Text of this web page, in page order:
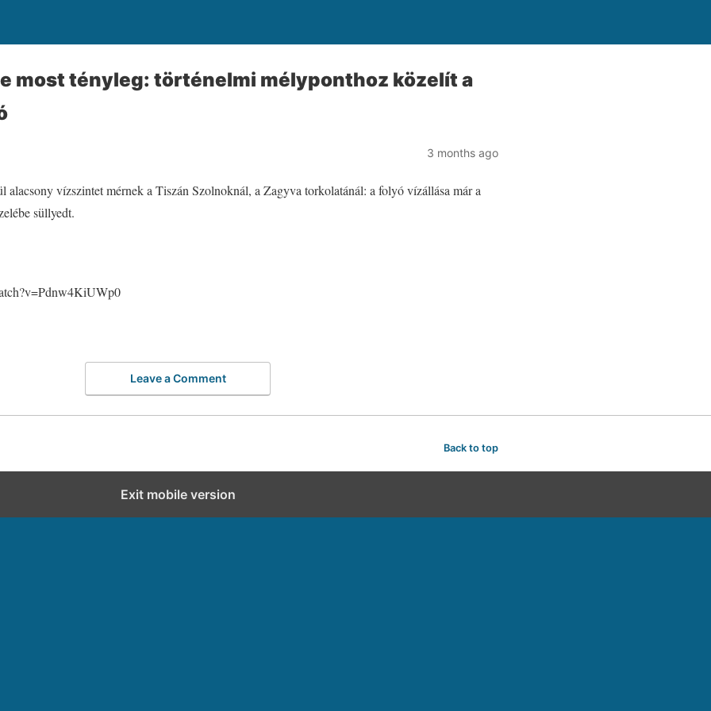
most tényleg: történelmi mélyponthoz közelít a
3 months ago
vízszintet mérnek a Tiszán Szolnoknál, a Zagyva torkolatánál: a folyó vízállása már a
süllyedt.
Leave a Comment
Back to top
Exit mobile version